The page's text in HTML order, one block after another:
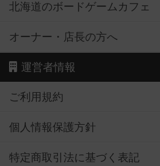
北海道のボードゲームカフェ
オーナー・店長の方へ
運営者情報
ご利用規約
個人情報保護方針
特定商取引法に基づく表記